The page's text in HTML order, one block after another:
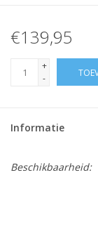
€139,95
+
-
Informatie
Beschikbaarheid: